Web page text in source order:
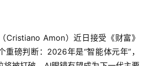
（Cristiano Amon）近日接受《财富》
重磅判断：2026年是“智能体元年”，